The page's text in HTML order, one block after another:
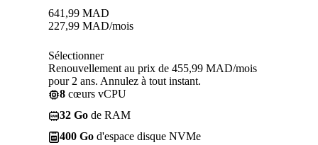
641,99 MAD
227,99 MAD/mois
Sélectionner
Renouvellement au prix de 455,99 MAD/mois
pour 2 ans. Annulez à tout instant.
8 cœurs vCPU
32 Go de RAM
400 Go d'espace disque NVMe